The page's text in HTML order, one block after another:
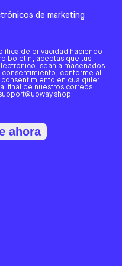
de marketing
de privacidad haciendo
boletín, aceptas que tus
sean almacenados.
consentimiento, conforme al
consentimiento en cualquier
final de nuestros correos
ahora